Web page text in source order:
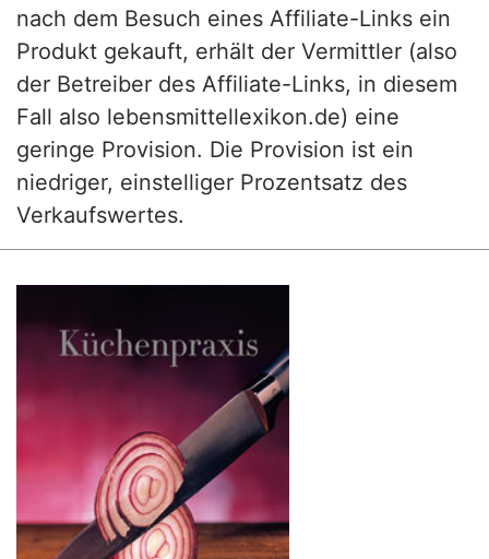
nach dem Besuch eines Affiliate-Links ein
Produkt gekauft, erhält der Vermittler (also
der Betreiber des Affiliate-Links, in diesem
Fall also lebensmittellexikon.de) eine
geringe Provision. Die Provision ist ein
niedriger, einstelliger Prozentsatz des
Verkaufswertes.